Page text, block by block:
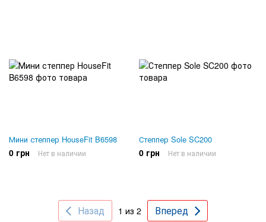
Мини степпер HouseFit B6598
0 грн Нет в наличии
Степпер Sole SC200
0 грн Нет в наличии
Назад 1 из 2 Вперед